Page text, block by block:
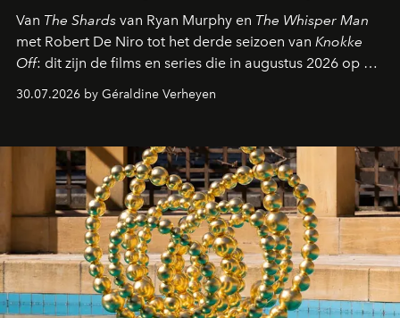
Van The Shards van Ryan Murphy en The Whisper Man
met Robert De Niro tot het derde seizoen van Knokke
Off: dit zijn de films en series die in augustus 2026 op de
streamingplatformen verschijnen.
30.07.2026 by Géraldine Verheyen